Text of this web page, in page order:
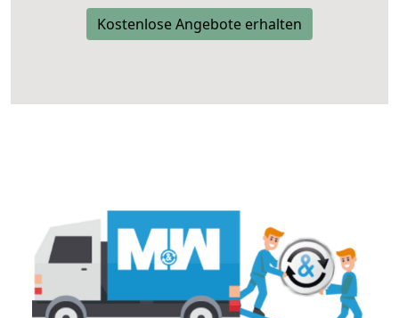
Kostenlose Angebote erhalten